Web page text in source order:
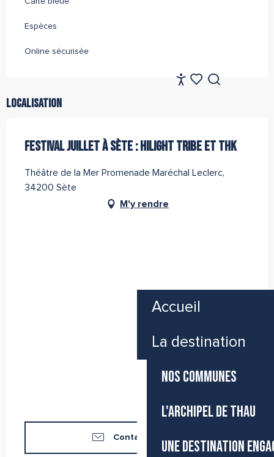
Accueil
La destination
NOS COMMUNES
L'ARCHIPEL DE THAU
UNE DESTINATION
Espèces
Online sécurisée
Localisation
FESTIVAL JUILLET À SÈTE : HILIGHT TRIBE ET THK
Théâtre de la Mer Promenade Maréchal Leclerc,
34200 Sète
M'y rendre
Contactez-nous